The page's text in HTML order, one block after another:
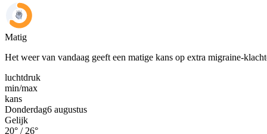
Matig
Het weer van vandaag geeft een matige kans op extra migraine-
luchtdruk
min/max
kans
Donderdag6 augustus
Gelijk
20° / 26°